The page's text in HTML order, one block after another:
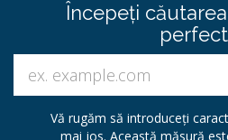
Începeți
perfect
Vă rugăm să introduceți
mai jos. Această măsură